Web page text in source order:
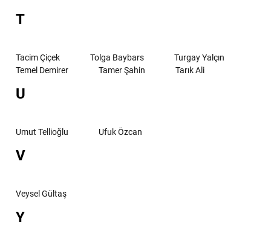
T
Tacim Çiçek Tolga Baybars
Turgay Yalçın
Temel Demirer
Tamer Şahin Tarık Ali
U
Umut Tellioğlu Ufuk Özcan
V
Veysel Gültaş
Y